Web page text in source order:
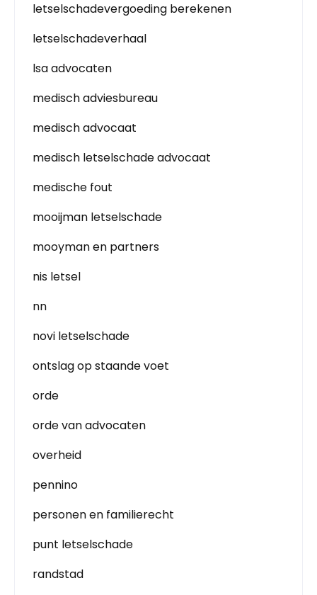
letselschadevergoeding berekenen
letselschadeverhaal
lsa advocaten
medisch adviesbureau
medisch advocaat
medisch letselschade advocaat
medische fout
mooijman letselschade
mooyman en partners
nis letsel
nn
novi letselschade
ontslag op staande voet
orde
orde van advocaten
overheid
pennino
personen en familierecht
punt letselschade
randstad